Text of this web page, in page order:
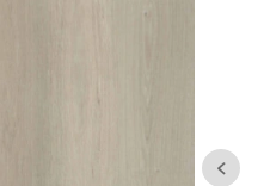
